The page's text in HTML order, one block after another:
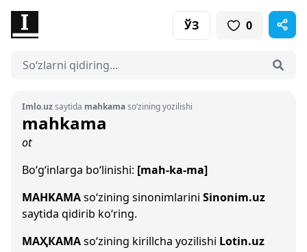
ЎЗ 0
Imlo.uzsaytida mahkamaso‘zining yozilishi
mahkama
ot
Bo‘g‘inlarga bo‘linishi: [mah-ka-ma]
MAHKAMAso‘zining sinonimlarini Sinonim.uz
saytida qidirib ko‘ring.
МАҲКАМАso‘zining kirillcha yozilishi Lotin.uz